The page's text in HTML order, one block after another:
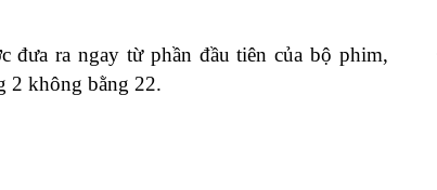
đưa ra ngay từ phần đầu tiên của bộ phim,
2 không bằng 22.